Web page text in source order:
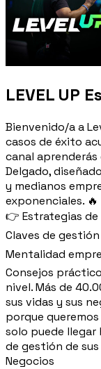
LEVEL UP
Bienvenido/a a
casos de éxito
canal
Delgado,
y medianos
exponenciales.
👉 Estrategias de
Claves de
Mentalidad
Consejos
nivel. Más de
sus vidas y sus
porque
solo puede llegar
de gestión de
Negocios